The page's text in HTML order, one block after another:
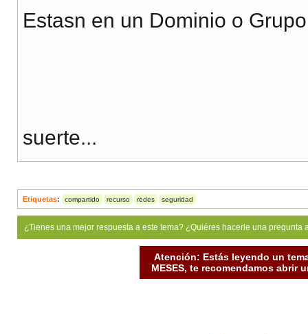
Estasn en un Dominio o
suerte...
Etiquetas: compartido recurso redes seguridad
¿Tienes una mejor respuesta a este tema? ¿Quiéres hacerle una
Atención: Estás leyendo un
MESES, te recomendamos abrir